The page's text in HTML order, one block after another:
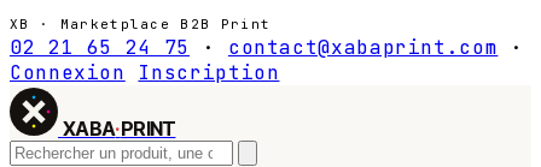
XB · Marketplace B2B Print
02 21 65 24 75 · contact@xabaprint.com
·
Connexion
Inscription
XABA·PRINT